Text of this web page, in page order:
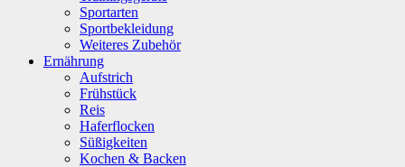
Sportarten
Sportbekleidung
Weiteres Zubehör
Ernährung
Aufstrich
Frühstück
Reis
Haferflocken
Süßigkeiten
Kochen & Backen